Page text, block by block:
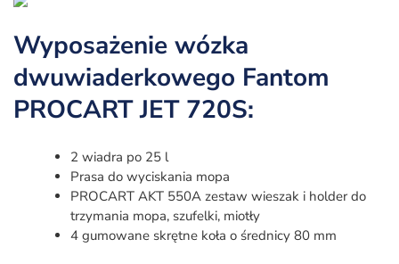
Wyposażenie wózka
dwuwiaderkowego Fantom
PROCART JET 720S:
2 wiadra po 25 l
Prasa do wyciskania mopa
PROCART AKT 550A zestaw wieszak i holder do
trzymania mopa, szufelki, miotły
4 gumowane skrętne koła o średnicy 80 mm